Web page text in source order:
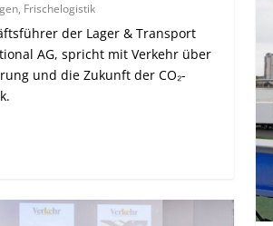
, Frischelogistik
der Lager & Transport
AG, spricht mit Verkehr über
und die Zukunft der CO₂-